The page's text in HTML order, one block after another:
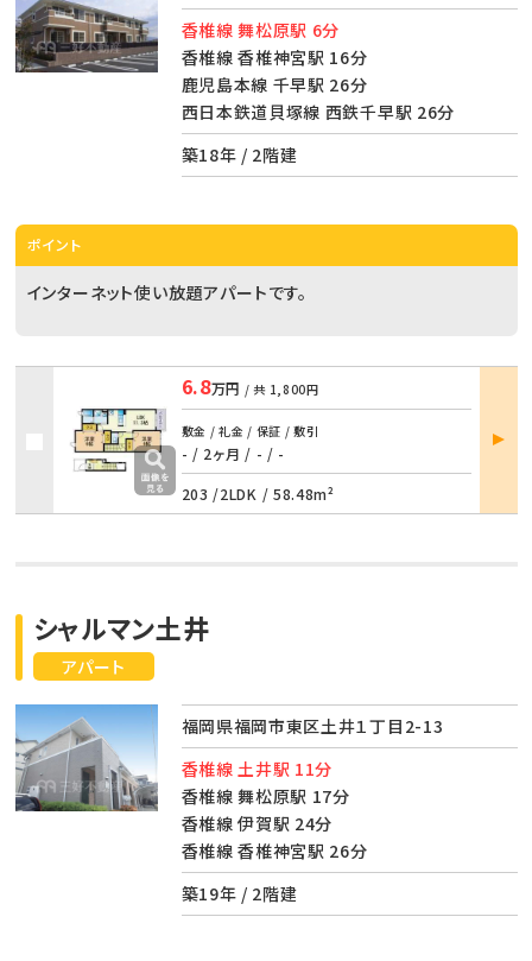
香椎線 舞松原駅 6分
香椎線 香椎神宮駅 16分
鹿児島本線 千早駅 26分
西日本鉄道貝塚線 西鉄千早駅 26分
築18年 / 2階建
ポイント
インターネット使い放題アパートです。
6.8万円 / 共 1,800円
敷金 / 礼金 / 保証 / 敷引
- / 2ヶ月 / - / -
203 /2LDK / 58.48m²
部屋
詳細
アパート
シャルマン土井
福岡県福岡市東区土井１丁目2-13
香椎線 土井駅 11分
香椎線 舞松原駅 17分
香椎線 伊賀駅 24分
香椎線 香椎神宮駅 26分
築19年 / 2階建